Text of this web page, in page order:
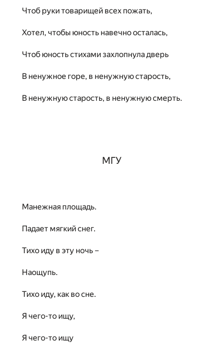
Чтоб руки товарищей всех пожать,
Хотел, чтобы юность навечно осталась,
Чтоб юность стихами захлопнула дверь
В ненужное горе, в ненужную старость,
В ненужную старость, в ненужную смерть.
МГУ
Манежная площадь.
Падает мягкий снег.
Тихо иду в эту ночь –
Наощупь.
Тихо иду, как во сне.
Я чего-то ищу,
Я чего-то ищу